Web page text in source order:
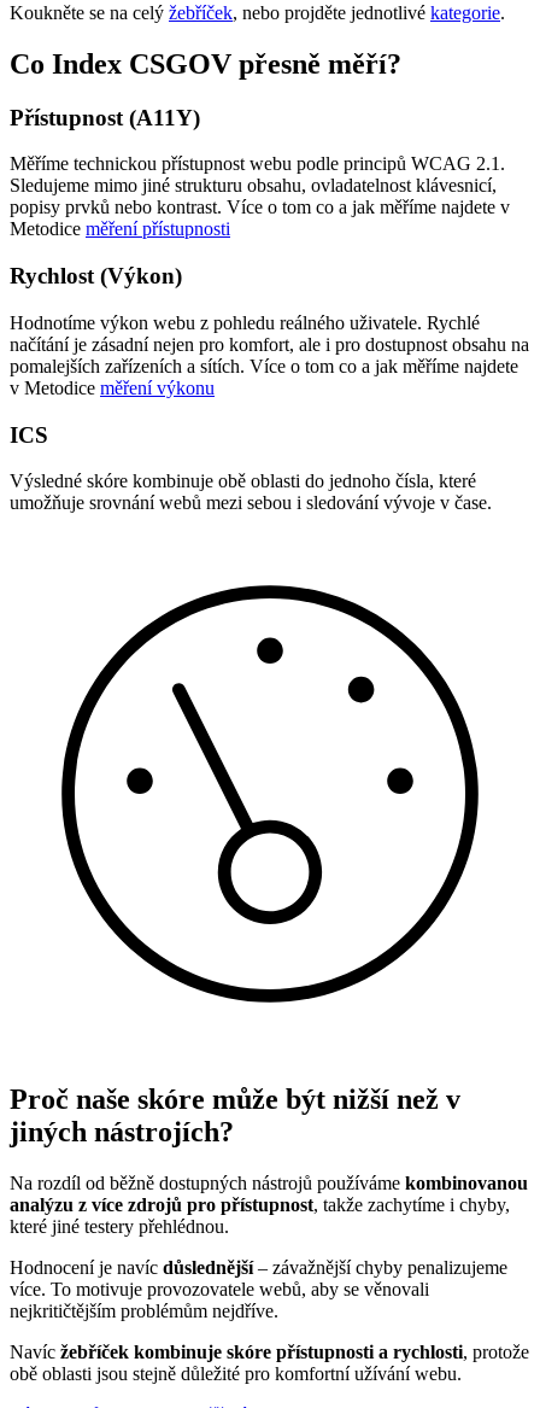
Koukněte se na celý žebříček, nebo projděte jednotlivé kategorie.
Co Index CSGOV přesně měří?
Přístupnost (A11Y)
Měříme technickou přístupnost webu podle principů WCAG 2.1.
Sledujeme mimo jiné strukturu obsahu, ovladatelnost klávesnicí,
popisy prvků nebo kontrast. Více o tom co a jak měříme najdete v
Metodice měření přístupnosti
Rychlost (Výkon)
Hodnotíme výkon webu z pohledu reálného uživatele. Rychlé
načítání je zásadní nejen pro komfort, ale i pro dostupnost obsahu na
pomalejších zařízeních a sítích. Více o tom co a jak měříme najdete
v Metodice měření výkonu
ICS
Výsledné skóre kombinuje obě oblasti do jednoho čísla, které
umožňuje srovnání webů mezi sebou i sledování vývoje v čase.
Proč naše skóre může být nižší než v
jiných nástrojích?
Na rozdíl od běžně dostupných nástrojů používáme kombinovanou
analýzu z více zdrojů pro přístupnost, takže zachytíme i chyby,
které jiné testery přehlédnou.
Hodnocení je navíc důslednější– závažnější chyby penalizujeme
více. To motivuje provozovatele webů, aby se věnovali
nejkritičtějším problémům nejdříve.
Navíc žebříček kombinuje skóre přístupnosti a rychlosti, protože
obě oblasti jsou stejně důležité pro komfortní užívání webu.